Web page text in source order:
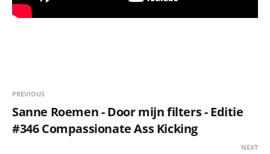
PREVIOUS
Sanne Roemen - Door mijn filters - Editie
#346 Compassionate Ass Kicking
NEXT